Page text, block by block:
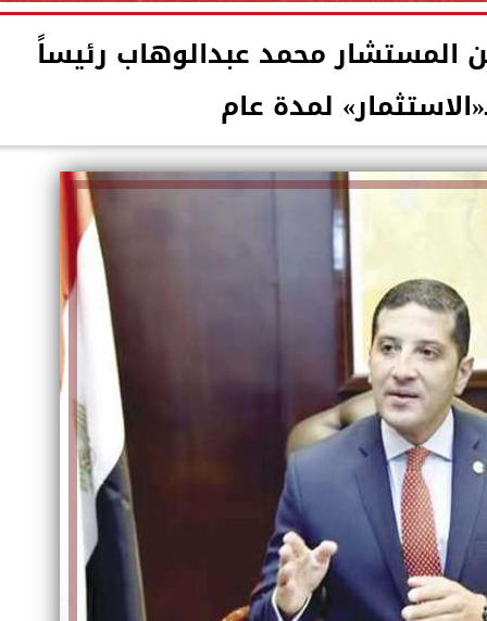
المستشار محمد عبدالوهاب رئيساً
لمدة عام
إلهام شرشر تكتب: «صلاح» ملك
المحبة.. رسول السلام والإنسانية
إلهام شرشر تكتب: دي مبقتش كورة..